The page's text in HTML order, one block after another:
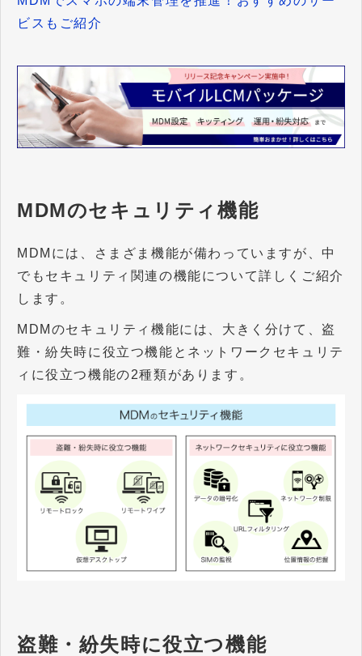
ビスもご紹介
MDMのセキュリティ機能
MDMには、さまざま機能が備わっていますが、中
でもセキュリティ関連の機能について詳しくご紹介
します。
MDMのセキュリティ機能には、大きく分けて、盗
難・紛失時に役立つ機能とネットワークセキュリテ
ィに役立つ機能の2種類があります。
盗難・紛失時に役立つ機能